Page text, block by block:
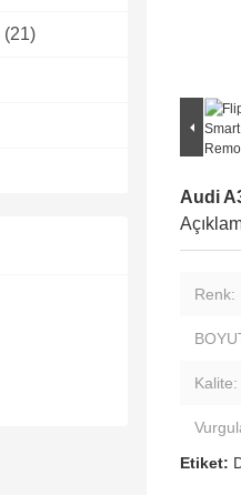
(21)
Audi
Renk:
Kalite:
Etiket: